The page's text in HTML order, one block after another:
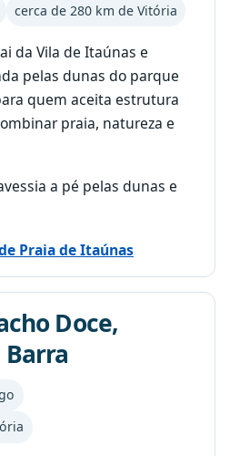
cerca de 280 km de Vitória
da Vila de Itaúnas e
pelas dunas do parque
quem aceita estrutura
praia, natureza e
a pé pelas dunas e
Praia de Itaúnas
Doce,
Barra